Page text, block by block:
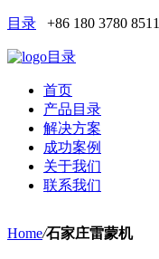
目录 +86 180 3780 8511
目录
首页
产品目录
解决方案
成功案例
关于我们
联系我们
Home/石家庄雷蒙机